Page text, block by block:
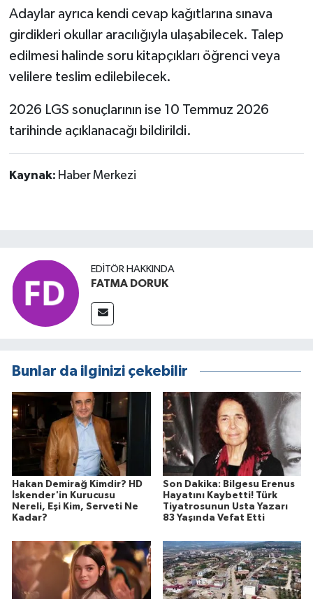
Adaylar ayrıca kendi cevap kağıtlarına sınava
girdikleri okullar aracılığıyla ulaşabilecek. Talep
edilmesi halinde soru kitapçıkları öğrenci veya
velilere teslim edilebilecek.
2026 LGS sonuçlarının ise 10 Temmuz 2026
tarihinde açıklanacağı bildirildi.
Kaynak: Haber Merkezi
EDITÖR HAKKINDA
FATMA DORUK
Bunlar da ilginizi çekebilir
Hakan Demirağ Kimdir? HD
İskender'in Kurucusu
Nereli, Eşi Kim, Serveti Ne
Kadar?
Son Dakika: Bilgesu Erenus
Hayatını Kaybetti! Türk
Tiyatrosunun Usta Yazarı
83 Yaşında Vefat Etti